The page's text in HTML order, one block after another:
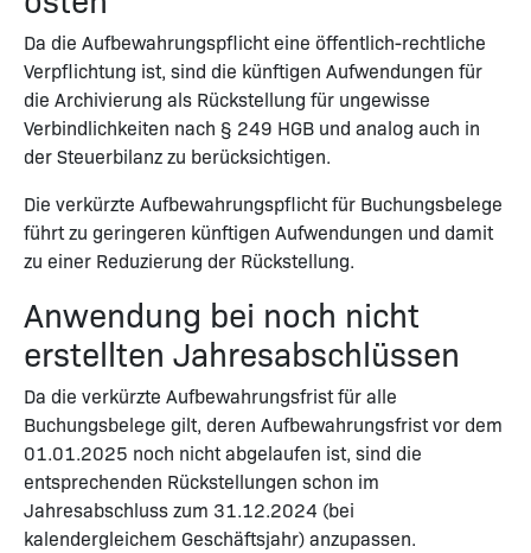
Da die Aufbewahrungspflicht eine öffentlich-rechtliche
Verpflichtung ist, sind die künftigen Aufwendungen für
die Archivierung als Rückstellung für ungewisse
Verbindlichkeiten nach § 249 HGB und analog auch in
der Steuerbilanz zu berücksichtigen.
Die verkürzte Aufbewahrungspflicht für Buchungsbelege
führt zu geringeren künftigen Aufwendungen und damit
zu einer Reduzierung der Rückstellung.
Anwendung bei noch nicht
erstellten Jahresabschlüssen
Da die verkürzte Aufbewahrungsfrist für alle
Buchungsbelege gilt, deren Aufbewahrungsfrist vor dem
01.01.2025 noch nicht abgelaufen ist, sind die
entsprechenden Rückstellungen schon im
Jahresabschluss zum 31.12.2024 (bei
kalendergleichem Geschäftsjahr) anzupassen.